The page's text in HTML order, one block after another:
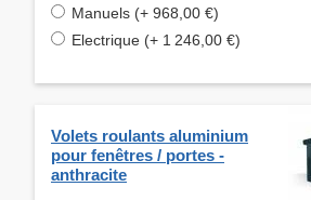
Manuels (+ 968,00 €)
Electrique (+ 1 246,00 €)
Volets roulants aluminium
pour fenêtres / portes -
anthracite